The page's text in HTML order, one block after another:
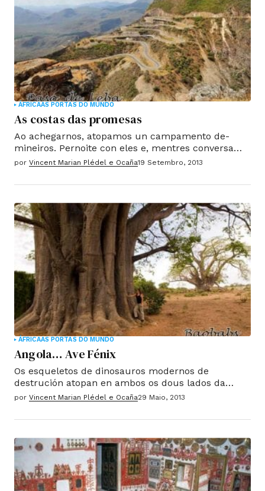
ÁFRICAAS PORTAS DO MUNDO
As costas das promesas
Ao achegarnos, atopamos un campamento de-
mineiros. Pernoite con eles e, mentres conversa
con estes mozos, Era difícil evitar a visión da
vítimas de minas. Agora, cada vez que vimos un
por Vincent Marian Plédel e Ocaña19 Setembro, 2013
ÁFRICAAS PORTAS DO MUNDO
Angola… Ave Fénix
Os esqueletos de dinosauros modernos de
destrución atopan en ambos os dous lados da
estrada. Ao Vera apocalíptico torcer os restos
xigantes que poden ser vistos a distancia, o máis
demencia humana.
por Vincent Marian Plédel e Ocaña29 Maio, 2013